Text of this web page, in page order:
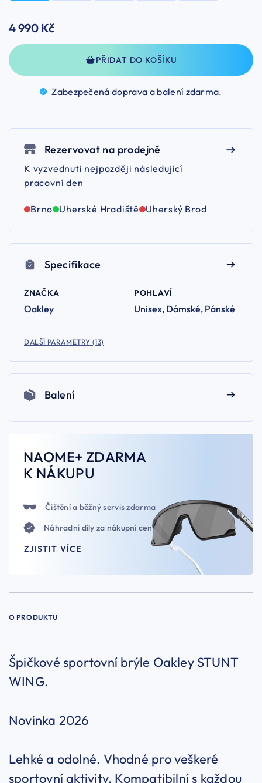
4 990 Kč
PŘIDAT DO KOŠÍKU
Zabezpečená doprava a balení zdarma.
Rezervovat na prodejně
K vyzvednutí nejpozději následující
pracovní den
Brno Uherské Hradiště Uherský Brod
Specifikace
ZNAČKA
Oakley
POHLAVÍ
Unisex, Dámské, Pánské
DALŠÍ PARAMETRY (13)
Balení
NAOME+ ZDARMA
K NÁKUPU
Čištění a běžný servis zdarma
Náhradní díly za nákupní ceny
ZJISTIT VÍCE
O PRODUKTU
Špičkové sportovní brýle Oakley STUNT
WING.
Novinka 2026
Lehké a odolné. Vhodné pro veškeré
sportovní aktivity. Kompatibilní s každou